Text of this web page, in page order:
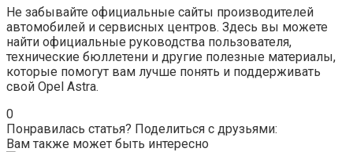
Не забывайте официальные сайты производителей
автомобилей и сервисных центров. Здесь вы можете
найти официальные руководства пользователя,
технические бюллетени и другие полезные материалы,
которые помогут вам лучше понять и поддерживать
свой Opel Astra.
0
Понравилась статья? Поделиться с друзьями:
Вам также может быть интересно